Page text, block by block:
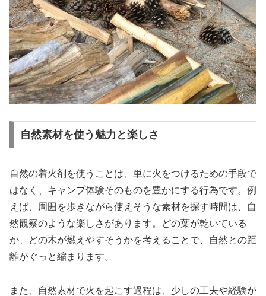
自然素材を使う魅力と楽しさ
自然の着火剤を使うことは、単に火をつけるための手段で
はなく、キャンプ体験そのものを豊かにする行為です。例
えば、周囲を歩きながら使えそうな素材を探す時間は、自
然観察のような楽しさがあります。どの葉が乾いている
か、どの木が燃えやすそうかを考えることで、自然との距
離がぐっと縮まります。
また、自然素材で火を起こす過程は、少しの工夫や経験が